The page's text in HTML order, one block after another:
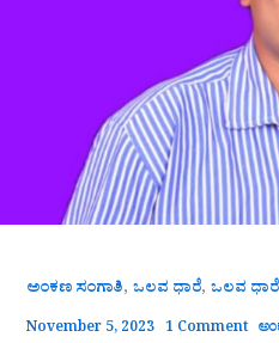
ಅಂಕಣ ಸಂಗಾತಿ, ಒಲವ ಧಾರೆ, ಒಲವ ಧಾರೆ
November 5, 2023 1 Comment